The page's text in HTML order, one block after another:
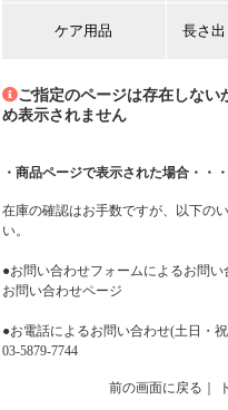
ケア用品 長さ
ご指定のページは存在しない
め表示されません
・商品ページで表示された場合・・・
在庫の確認はお手数ですが、以下の
い。
●お問い合わせフォームによるお問い
お問い合わせページ
●お電話によるお問い合わせ(土日・
03-5879-7744
前の画面に戻る